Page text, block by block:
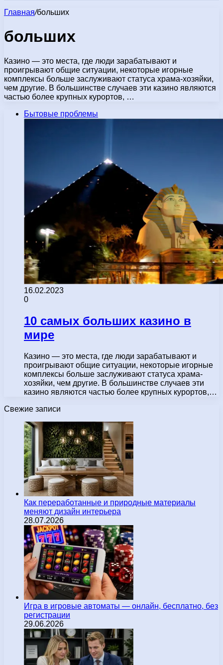
Главная/больших
больших
Казино — это места, где люди зарабатывают и
проигрывают общие ситуации, некоторые игорные
комплексы больше заслуживают статуса храма-хозяйки,
чем другие. В большинстве случаев эти казино являются
частью более крупных курортов, …
Бытовые проблемы
16.02.2023
0
10 самых больших казино в
мире
Казино — это места, где люди зарабатывают и
проигрывают общие ситуации, некоторые игорные
комплексы больше заслуживают статуса храма-
хозяйки, чем другие. В большинстве случаев эти
казино являются частью более крупных курортов,…
Свежие записи
Как переработанные и природные материалы
меняют дизайн интерьера
28.07.2026
Игра в игровые автоматы — онлайн, бесплатно, без
регистрации
29.06.2026